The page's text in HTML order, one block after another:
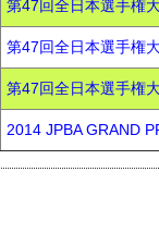
第47回全日本選手権
第47回全日本選手権
第47回全日本選手権
2014 JPBA GRAND